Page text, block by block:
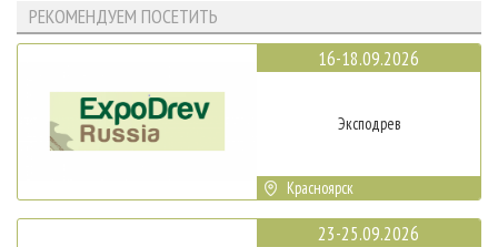
РЕКОМЕНДУЕМ ПОСЕТИТЬ
16-18.09.2026
Эксподрев
Красноярск
23-25.09.2026